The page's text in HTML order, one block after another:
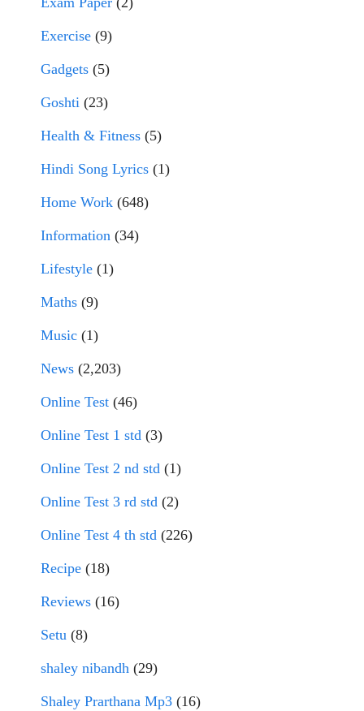
Exercise (9)
Gadgets (5)
Goshti (23)
Health & Fitness (5)
Hindi Song Lyrics (1)
Home Work (648)
Information (34)
Lifestyle (1)
Maths (9)
Music (1)
News (2,203)
Online Test (46)
Online Test 1 std (3)
Online Test 2 nd std (1)
Online Test 3 rd std (2)
Online Test 4 th std (226)
Recipe (18)
Reviews (16)
Setu (8)
shaley nibandh (29)
Shaley Prarthana Mp3 (16)